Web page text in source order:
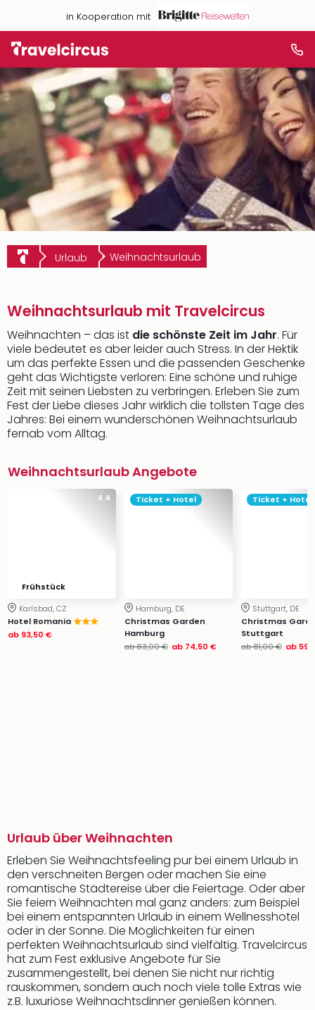
in Kooperation mit
Urlaub Weihnachtsurlaub
Weihnachtsurlaub mit Travelcircus
Weihnachten – das ist die schönste Zeit im Jahr. Für
viele bedeutet es aber leider auch Stress. In der Hektik
um das perfekte Essen und die passenden Geschenke
geht das Wichtigste verloren: Eine schöne und ruhige
Zeit mit seinen Liebsten zu verbringen. Erleben Sie zum
Fest der Liebe dieses Jahr wirklich die tollsten Tage des
Jahres: Bei einem wunderschönen Weihnachtsurlaub
fernab vom Alltag.
Weihnachtsurlaub Angebote
4.4
Frühstück
Karlsbad, CZ
Hotel Romania
ab 93,50 €
Ticket + Hotel
Hamburg, DE
Christmas Garden
Hamburg
ab83,00 € ab 74,50 €
Ticket + Hotel
Stuttgart, DE
Christmas
Stuttgart
ab81,00 € ab
Urlaub über Weihnachten
Erleben Sie Weihnachtsfeeling pur bei einem Urlaub in
den verschneiten Bergen oder machen Sie eine
romantische Städtereise über die Feiertage. Oder aber
Sie feiern Weihnachten mal ganz anders: zum Beispiel
bei einem entspannten Urlaub in einem Wellnesshotel
oder in der Sonne. Die Möglichkeiten für einen
perfekten Weihnachtsurlaub sind vielfältig. Travelcircus
hat zum Fest exklusive Angebote für Sie
zusammengestellt, bei denen Sie nicht nur richtig
rauskommen, sondern auch noch viele tolle Extras wie
z.B. luxuriöse Weihnachtsdinner genießen können.